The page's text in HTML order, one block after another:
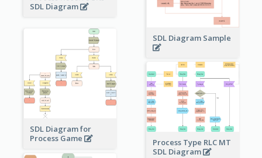
SDL Diagram
SDL Diagram Sample
SDL Diagram for
Process Game
Process Type RLC MT
SDL Diagram